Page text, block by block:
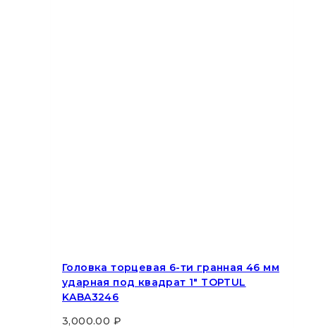
Головка торцевая 6-ти гранная 46 мм
ударная под квадрат 1″ TOPTUL
KABA3246
3,000.00 ₽